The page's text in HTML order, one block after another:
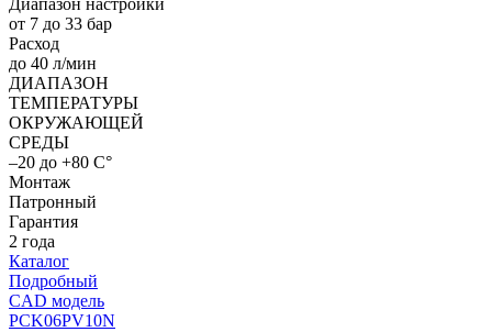
Диапазон настройки
от 7 до 33 бар
Расход
до 40 л/мин
ДИАПАЗОН
ТЕМПЕРАТУРЫ
ОКРУЖАЮЩЕЙ
СРЕДЫ
–20 до +80 C°
Монтаж
Патронный
Гарантия
2 года
Каталог
Подробный
CAD модель
PCK06PV10N